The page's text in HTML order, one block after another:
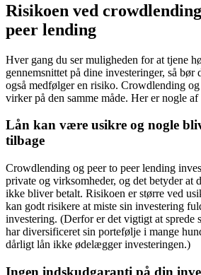
Risikoen ved
peer lending
Hver gang du ser muligheden for at tjene
gennemsnittet på dine investeringer, så bør
også medfølger en risiko. Crowdlending
virker på den samme måde. Her er nogle af
Lån kan være usikre og nogle
tilbage
Crowdlending og peer to peer lending
private og virksomheder, og det betyder at
ikke bliver betalt. Risikoen er større ved
kan godt risikere at miste sin investering
investering. (Derfor er det vigtigt at sprede
har diversificeret sin portefølje i mange
dårligt lån ikke ødelægger investeringen.)
Ingen indskudgaranti på din